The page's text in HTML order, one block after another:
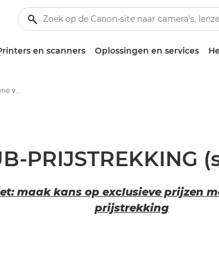
en scanners Oplossingen en services
Canon Club 2023 Algemene voorwaarden
PRIJSTREKKING
maak kans op exclusieve prijzen
prijstrekking